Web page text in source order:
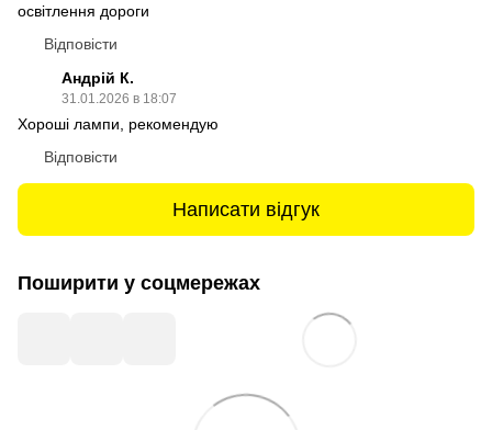
освітлення дороги
Відповісти
Андрій К.
31.01.2026 в 18:07
Хороші лампи, рекомендую
Відповісти
Написати відгук
Поширити у соцмережах